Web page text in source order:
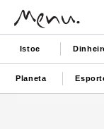
Istoe
Planeta